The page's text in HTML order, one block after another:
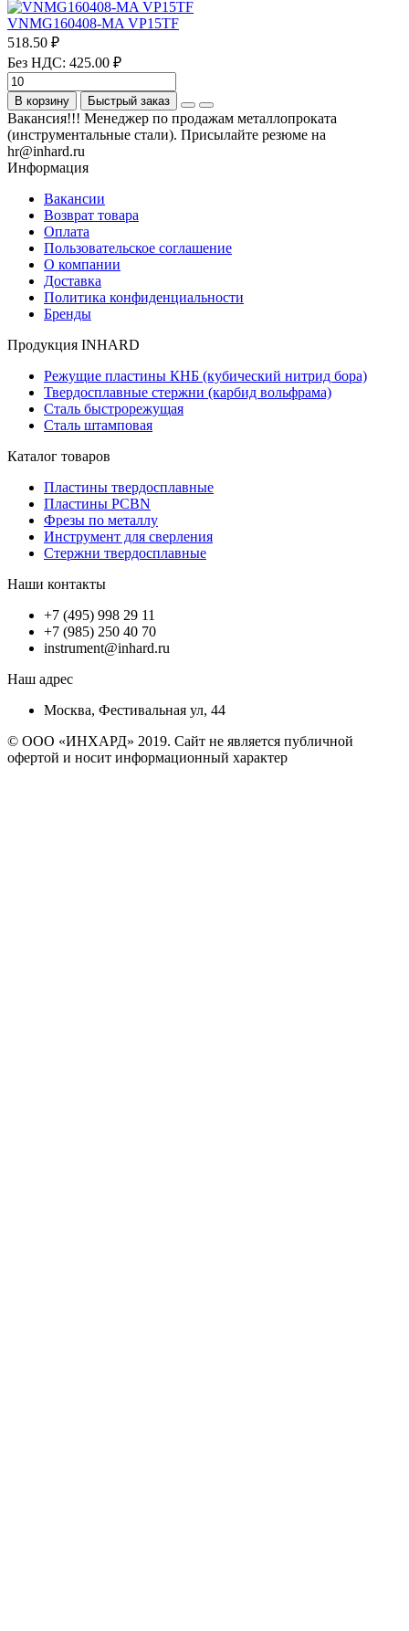
VNMG160408-MA VP15TF
518.50 ₽
Без НДС: 425.00 ₽
В корзину Быстрый заказ
Вакансия!!! Менеджер по продажам металлопроката
(инструментальные стали). Присылайте резюме на
hr@inhard.ru
Информация
Вакансии
Возврат товара
Оплата
Пользовательское соглашение
О компании
Доставка
Политика конфиденциальности
Бренды
Продукция INHARD
Режущие пластины КНБ (кубический нитрид бора)
Твердосплавные стержни (карбид вольфрама)
Сталь быстрорежущая
Сталь штамповая
Каталог товаров
Пластины твердосплавные
Пластины PCBN
Фрезы по металлу
Инструмент для сверления
Стержни твердосплавные
Наши контакты
+7 (495) 998 29 11
+7 (985) 250 40 70
instrument@inhard.ru
Наш адрес
Москва, Фестивальная ул, 44
© ООО «ИНХАРД» 2019. Сайт не является публичной
офертой и носит информационный характер